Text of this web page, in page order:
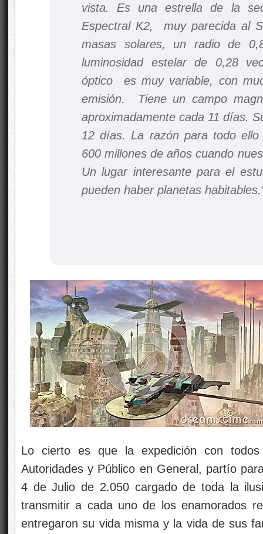
vista. Es una estrella de la
Espectral K2, muy parecida al
masas solares, un radio de
luminosidad estelar de 0,28
óptico es muy variable, con
emisión. Tiene un campo
aproximadamente cada 11 días.
12 días. La razón para todo
600 millones de años cuando
Un lugar interesante para el
pueden haber planetas
Lo cierto es que la expedición con
Autoridades y Público en General, partío
4 de Julio de 2.050 cargado de toda la
transmitir a cada uno de los enamorados
entregaron su vida misma y la vida de sus